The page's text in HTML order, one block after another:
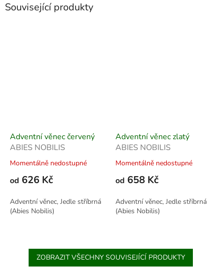
Související produkty
Adventní věnec červený
ABIES NOBILIS
Momentálně nedostupné
od 626 Kč
Adventní věnec, Jedle stříbrná
(Abies Nobilis)
Adventní věnec zlatý
ABIES NOBILIS
Momentálně nedostupné
od 658 Kč
Adventní věnec, Jedle stříbrná
(Abies Nobilis)
ZOBRAZIT VŠECHNY SOUVISEJÍCÍ PRODUKTY